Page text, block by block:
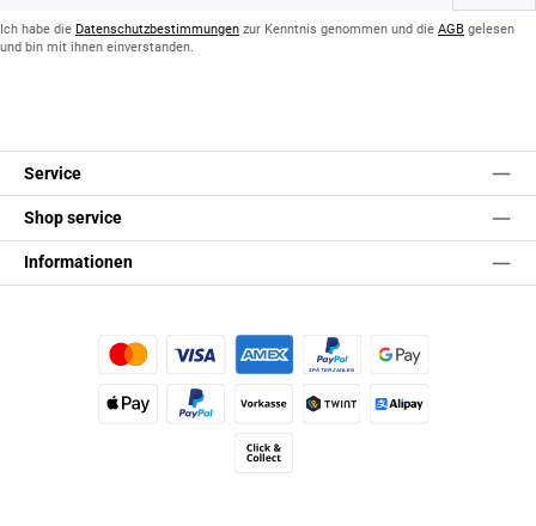
*Ich habe die Datenschutzbestimmungen zur Kenntnis genommen und die AGB gelesen
und bin mit ihnen einverstanden.
Service
Shop service
Informationen
Kredit- oder Debitkarte Später BezahlenGoogle Pay
Vorkasse